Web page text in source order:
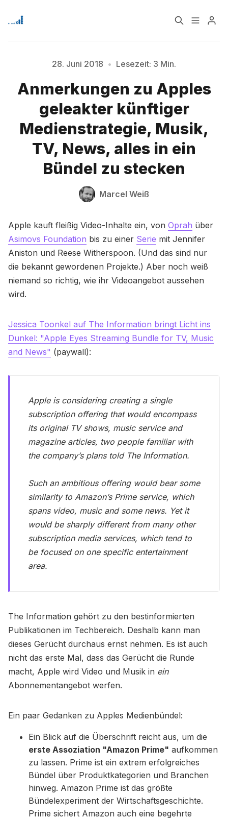
Signup
Bitte geben Sie mindestens 3 Zeichen ein
28. Juni 2018 • Lesezeit: 3 Min.
Anmerkungen zu Apples
geleakter künftiger
Medienstrategie, Musik,
TV, News, alles in ein
Bündel zu stecken
Marcel Weiß
Apple kauft fleißig Video-Inhalte ein, von Oprah über
Asimovs Foundation bis zu einer Serie mit Jennifer
Aniston und Reese Witherspoon. (Und das sind nur
die bekannt gewordenen Projekte.) Aber noch weiß
niemand so richtig, wie ihr Videoangebot aussehen
wird.
Jessica Toonkel auf The Information bringt Licht ins
Dunkel: "Apple Eyes Streaming Bundle for TV, Music
and News" (paywall):
Apple is considering creating a single
subscription offering that would encompass
its original TV shows, music service and
magazine articles, two people familiar with
the company’s plans told The Information.
Such an ambitious offering would bear some
similarity to Amazon’s Prime service, which
spans video, music and some news. Yet it
would be sharply different from many other
subscription media services, which tend to
be focused on one specific entertainment
area.
The Information gehört zu den bestinformierten
Publikationen im Techbereich. Deshalb kann man
dieses Gerücht durchaus ernst nehmen. Es ist auch
nicht das erste Mal, dass das Gerücht die Runde
macht, Apple wird Video und Musik in ein
Abonnementangebot werfen.
Ein paar Gedanken zu Apples Medienbündel:
Ein Blick auf die Überschrift reicht aus, um die
erste Assoziation "Amazon Prime" aufkommen
zu lassen. Prime ist ein extrem erfolgreiches
Bündel über Produktkategorien und Branchen
hinweg. Amazon Prime ist das größte
Bündelexperiment der Wirtschaftsgeschichte.
Prime sichert Amazon auch eine begehrte